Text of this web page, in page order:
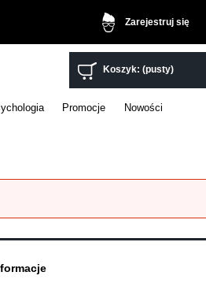
Zarejestruj się
Koszyk: (pusty)
Promocje Nowości